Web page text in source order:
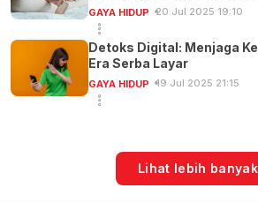
GAYA HIDUP 20 Jul 2025 19:10
Detoks Digital: Menjaga
Era Serba Layar
GAYA HIDUP 19 Jul 2025 21:15
Lihat lebih banyak